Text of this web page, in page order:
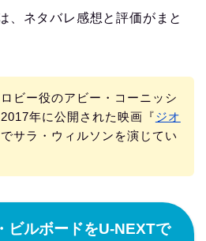
、ネタバレ感想と評価がまと
ビー役のアビー・コーニッシ
年に公開された映画『ジオ
でサラ・ウィルソンを演じてい
ビルボードをU-NEXTで